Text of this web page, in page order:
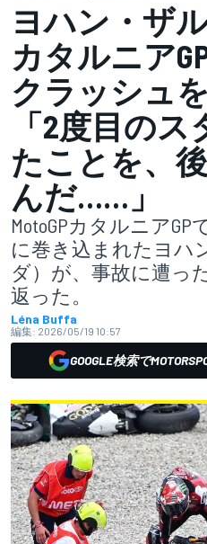
ヨハン・ザ
カタルニア
クラッシュ
「2度目の
たことを、
んだ……」
MotoGPカタルニア
に巻き込まれたヨハ
ダ）が、事故に遭っ
返った。
Léna Buffa
編集: 2026/05/19 10:57
GOOGLE検索で